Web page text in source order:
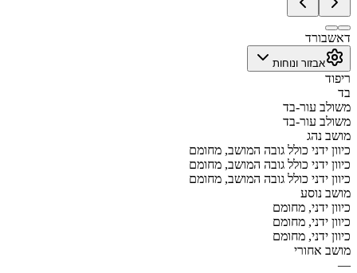
דאשבורד
אבזור ונוחות
ריפוד
בד
משולב עור-בד
משולב עור-בד
מושב נהג
כיוון ידני כולל גובה המושב, מחומם
כיוון ידני כולל גובה המושב, מחומם
כיוון ידני כולל גובה המושב, מחומם
מושב נוסע
כיוון ידני, מחומם
כיוון ידני, מחומם
כיוון ידני, מחומם
מושב אחורי
—